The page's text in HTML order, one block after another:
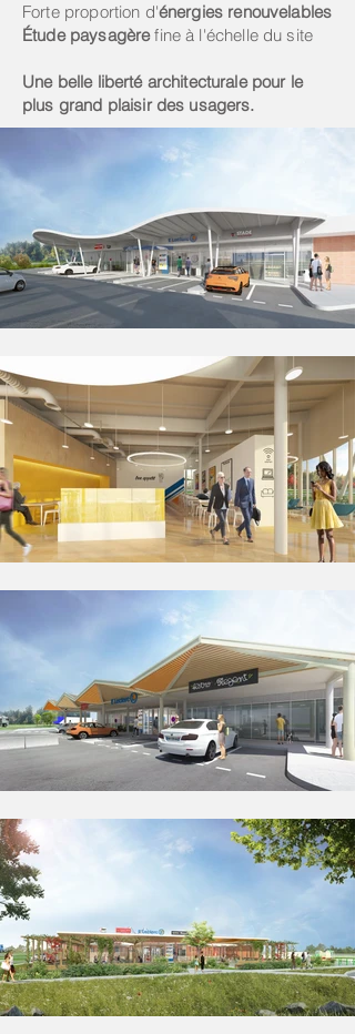
Forte proportion d'énergies renouvelables
Étude paysagèrefine à l'échelle du site
Une belle liberté architecturale pour le
plus grand plaisir des usagers.